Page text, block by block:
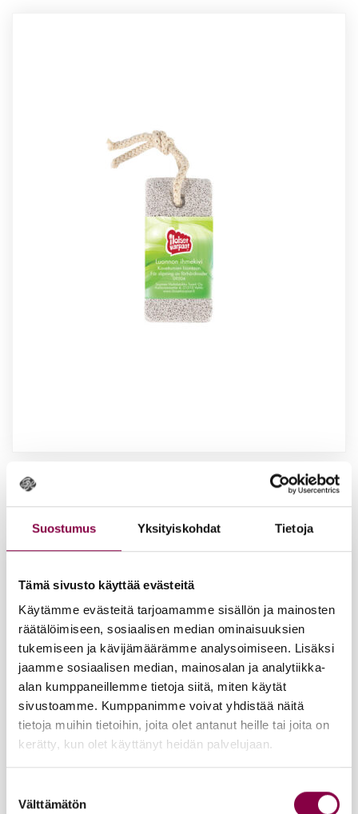
Suostumus Yksityiskohdat Tietoja
Tämä sivusto käyttää evästeitä
Käytämme evästeitä tarjoamamme sisällön ja mainosten
räätälöimiseen, sosiaalisen median ominaisuuksien
tukemiseen ja kävijämäärämme analysoimiseen. Lisäksi
jaamme sosiaalisen median, mainosalan ja analytiikka-
alan kumppaneillemme tietoja siitä, miten käytät
sivustoamme. Kumppanimme voivat yhdistää näitä
tietoja muihin tietoihin, joita olet antanut heille tai joita on
kerätty, kun olet käyttänyt heidän palvelujaan.
valinta
Välttämätön
4,50